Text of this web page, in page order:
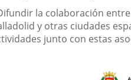
la colaboración
y otras ciudades
junto con estas